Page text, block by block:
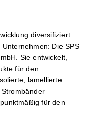
diversifiziert
Die SPS
Sie entwickelt,
für den
lamellierte
für den